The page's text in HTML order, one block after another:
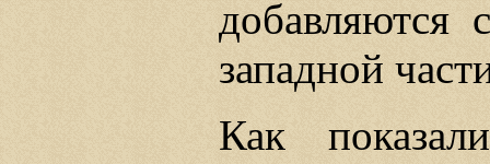
добавляются
западной
Как